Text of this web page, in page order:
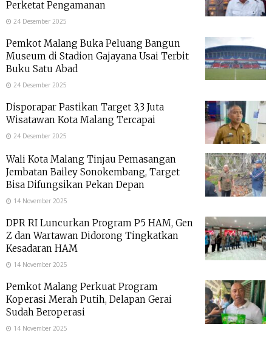
Perketat Pengamanan
24 Desember 2025
Pemkot Malang Buka Peluang Bangun
Museum di Stadion Gajayana Usai Terbit
Buku Satu Abad
24 Desember 2025
Disporapar Pastikan Target 3,3 Juta
Wisatawan Kota Malang Tercapai
24 Desember 2025
Wali Kota Malang Tinjau Pemasangan
Jembatan Bailey Sonokembang, Target
Bisa Difungsikan Pekan Depan
14 November 2025
DPR RI Luncurkan Program P5 HAM, Gen
Z dan Wartawan Didorong Tingkatkan
Kesadaran HAM
14 November 2025
Pemkot Malang Perkuat Program
Koperasi Merah Putih, Delapan Gerai
Sudah Beroperasi
14 November 2025